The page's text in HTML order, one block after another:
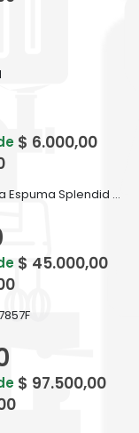
$ 6.000,00
Colchón Suavegom Goma Espuma Splendid - 190 cm x 80 cm Bordó
$ 45.000,00
$ 97.500,00